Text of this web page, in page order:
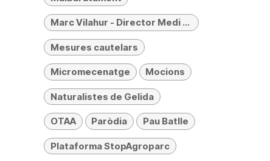
Marc Vilahur - Director Medi Ambient
Mesures cautelars
Micromecenatge Mocions
Naturalistes de Gelida
OTAA Paròdia Pau Batlle
Plataforma StopAgroparc